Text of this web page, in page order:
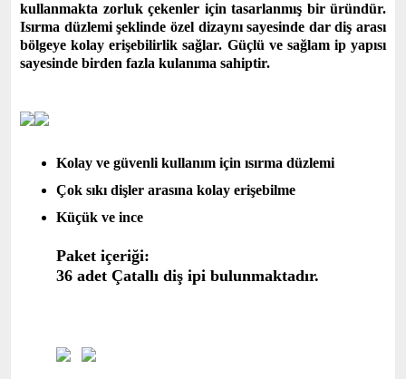
kullanmakta zorluk çekenler için tasarlanmış bir üründür.
Isırma düzlemi şeklinde özel dizaynı sayesinde dar diş arası
bölgeye kolay erişebilirlik sağlar. Güçlü ve sağlam ip yapısı
sayesinde birden fazla kulanıma sahiptir.
Kolay ve güvenli kullanım için ısırma düzlemi
Çok sıkı dişler arasına kolay erişebilme
Küçük ve ince
Paket içeriği:
36 adet Çatallı diş ipi bulunmaktadır.